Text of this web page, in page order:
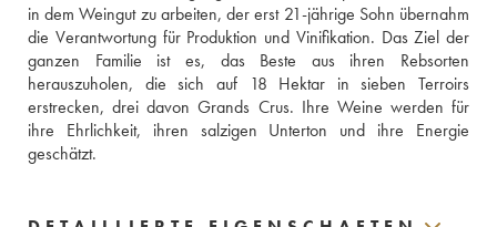
in dem Weingut zu arbeiten, der erst 21-jährige Sohn übernahm
die Verantwortung für Produktion und Vinifikation. Das Ziel der
ganzen Familie ist es, das Beste aus ihren Rebsorten
herauszuholen, die sich auf 18 Hektar in sieben Terroirs
erstrecken, drei davon Grands Crus. Ihre Weine werden für
ihre Ehrlichkeit, ihren salzigen Unterton und ihre Energie
geschätzt.